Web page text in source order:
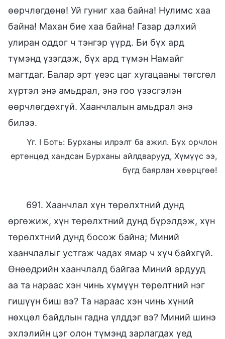
өөрчлөгдөнө! Уй гуниг хаа байна! Нулимс хаа
байна! Махан бие хаа байна! Газар дэлхий
улиран оддог ч тэнгэр үүрд. Би бүх ард
түмэнд үзэгдэж, бүх ард түмэн Намайг
магтдаг. Балар эрт үеэс цаг хугацааны төгсгөл
хүртэл энэ амьдрал, энэ гоо үзэсгэлэн
өөрчлөгдөхгүй. Хаанчлалын амьдрал энэ
билээ.
Үг. I Боть: Бурханы илрэлт ба ажил. Бүх орчлон
ертөнцөд хандсан Бурханы айлдварууд, Хүмүүс ээ,
бүгд баярлан хөөрцгөө!
691. Хаанчлал хүн төрөлхтний дунд
өргөжиж, хүн төрөлхтний дунд бүрэлдэж, хүн
төрөлхтний дунд босож байна; Миний
хаанчлалыг устгаж чадах ямар ч хүч байхгүй.
Өнөөдрийн хаанчлалд байгаа Миний ардууд
аа та нараас хэн чинь хүмүүн төрөлтний нэг
гишүүн биш вэ? Та нараас хэн чинь хүний
нөхцөл байдлын гадна үлддэг вэ? Миний шинэ
эхлэлийн цэг олон түмэнд зарлагдах үед